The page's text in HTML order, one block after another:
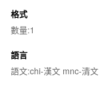
格式
數量:1
語言
語文:chi-漢文 mnc-清文